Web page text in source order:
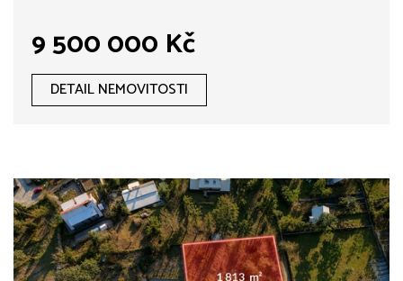
9 500 000 Kč
DETAIL NEMOVITOSTI